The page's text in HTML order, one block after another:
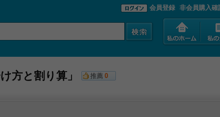
会員登録 非会員購入確
方と割り算」 推薦 0